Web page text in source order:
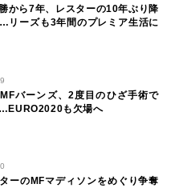
から7年、レスターの10年ぶり降
リーズも3年間のプレミア生活に
バーンズ、2度目のひざ手術で
も欠場へ
ーのMFマディソンをめぐり争奪